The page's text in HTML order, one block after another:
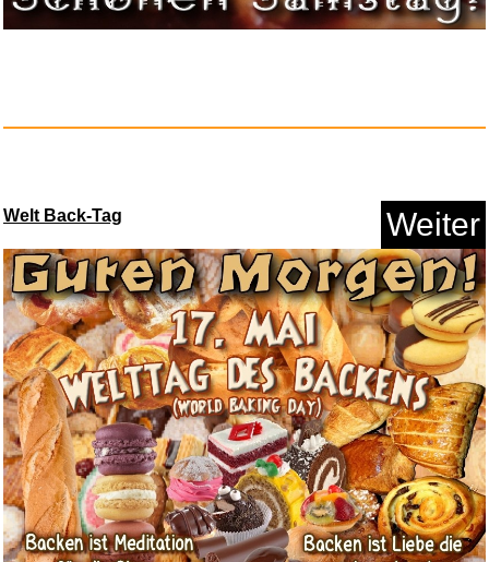
Klimaanlage Abluftschlauch Ada...
Anzeige
Welt Back-Tag Weiter